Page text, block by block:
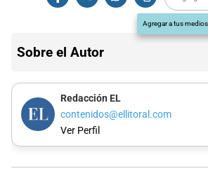
Agregar a tus
Sobre el Autor
Redacción EL
contenidos@ellitoral.com
Ver Perfil